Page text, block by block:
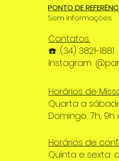
PONTO DE
Sem informações
Contatos:
☎️: (34) 3821-1881
Instagram:
Horários de
Quarta a
Domingo: 7h, 9h
Horários de
Quinta e sexta: